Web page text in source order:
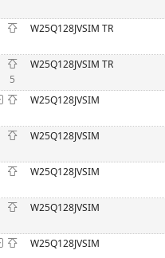
W25Q128JVSIM TR
5
W25Q128JVSIM TR
W25Q128JVSIM
W25Q128JVSIM
W25Q128JVSIM
W25Q128JVSIM
W25Q128JVSIM